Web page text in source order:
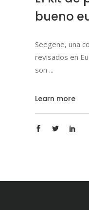
bueno
Seegene, una
revisados ​​en
son
Learn more